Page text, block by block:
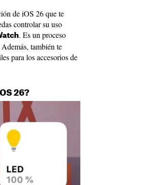
de iOS 26 que te
controlar su uso
. Es un proceso
también te
para los accesorios de
26?